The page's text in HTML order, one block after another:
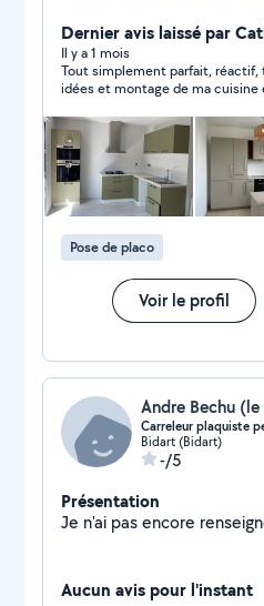
montage de meubles etc. Je suis minutieux et j'ai
plusieurs rénovations de
actif ! Chaudronier aéronautique de métier ! Reconverti
dans la pause de cuisine
Dernier avis laissé par
Il y a 1 mois
Tout simplement parfait, réactif,
idées et montage de ma
problèmes rencontrés et de plus
recommande !
Pose de placo
Voir le profil
Carreleur plaquiste
Bidart (Bidart)
-/5
Présentation
Aucun avis pour l'instant